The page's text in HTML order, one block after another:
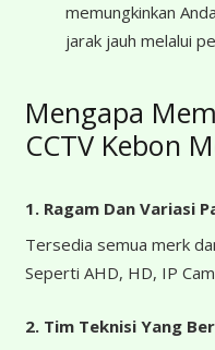
memungkinkan
jarak jauh melalui
Mengapa
CCTV Kebon
1. Ragam Dan Variasi
Tersedia semua merk
Seperti AHD, HD, IP
2. Tim Teknisi Yang